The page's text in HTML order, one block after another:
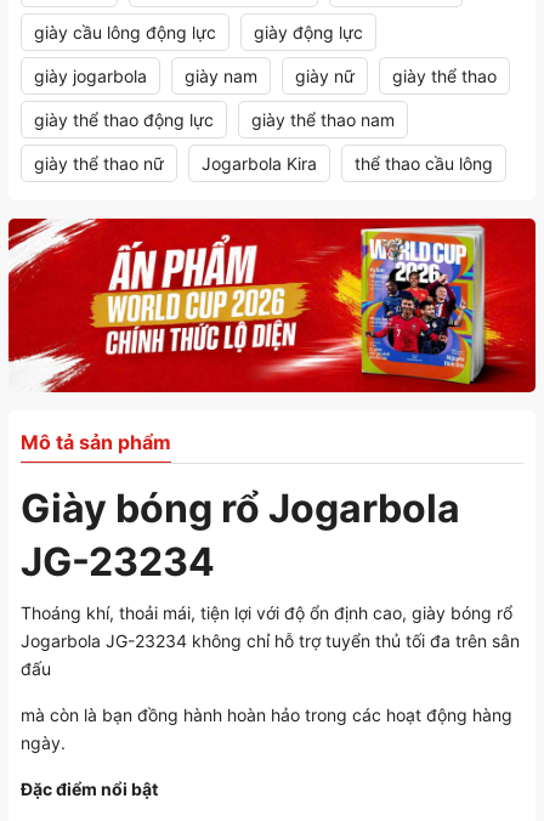
giày cầu lông động lực giày động lực
giày jogarbola giày nam giày nữ giày thể thao
giày thể thao động lực giày thể thao nam
giày thể thao nữ Jogarbola Kira thể thao cầu lông
Mô tả sản phẩm
Giày bóng rổ Jogarbola
JG-23234
Thoáng khí, thoải mái, tiện lợi với độ ổn định cao, giày bóng rổ
Jogarbola JG-23234 không chỉ hỗ trợ tuyển thủ tối đa trên sân
đấu
mà còn là bạn đồng hành hoàn hảo trong các hoạt động hàng
ngày.
Đặc điểm nổi bật